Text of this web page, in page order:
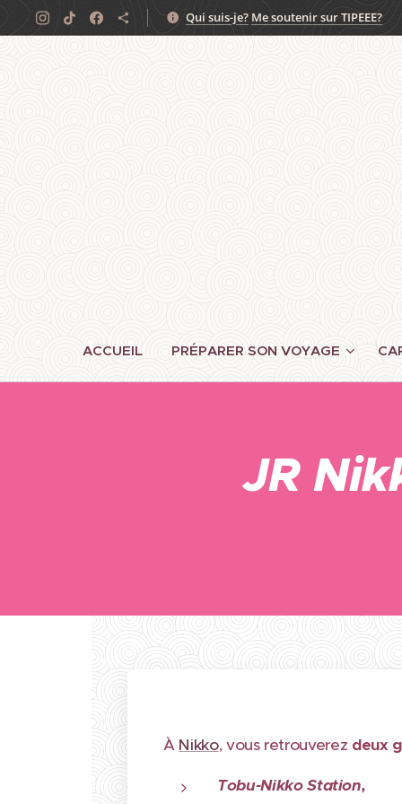
Qui suis-je? Me soutenir sur TIPEEE?
ACCUEIL PRÉPARER SON VOYAGE
JR
À Nikko, vous retrouverez deux
Tobu-Nikko Station,